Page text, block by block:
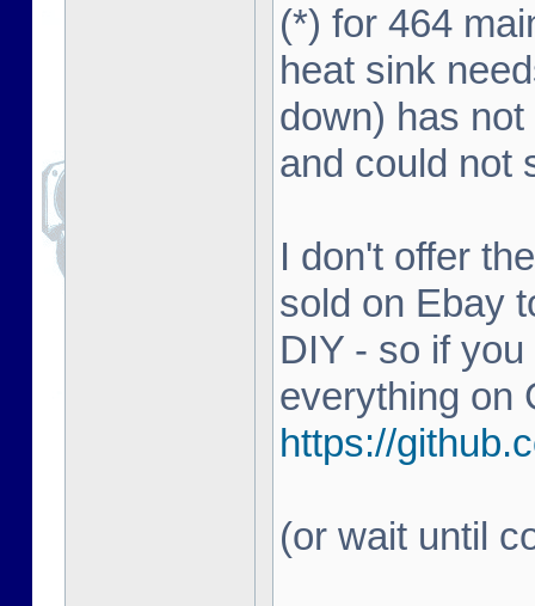
(*) for 464
heat sink
down) has
and could not
I don't offer
sold on Ebay
DIY - so if
everything on
https://
(or wait until